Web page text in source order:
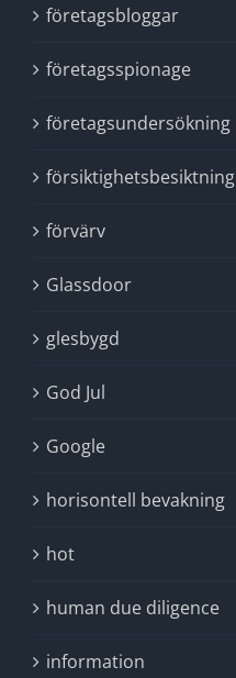
företagsbloggar
företagsspionage
företagsundersökning
försiktighetsbesiktning
förvärv
Glassdoor
glesbygd
God Jul
Google
horisontell bevakning
hot
human due diligence
information